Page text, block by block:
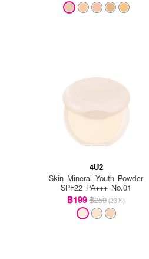
4U2
Skin Mineral Youth Powder
SPF22 PA+++ No.01
฿199฿259 (23%)